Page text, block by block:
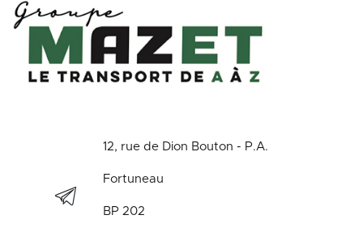
12, rue de Dion Bouton - P.A.
Fortuneau
BP 202